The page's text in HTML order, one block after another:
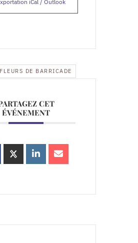
iCal / Outlook
FLEURS DE BARRICADE
CET
ÉVÉNEMENT